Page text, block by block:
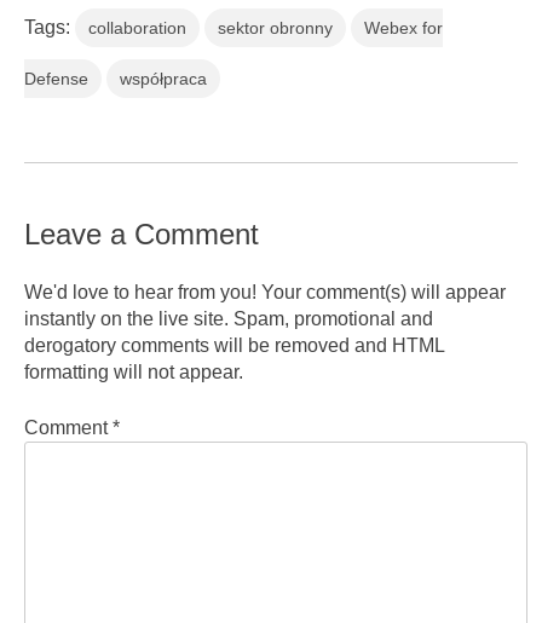
Tags: collaboration sektor obronny Webex for
Defense współpraca
Leave a Comment
We'd love to hear from you! Your comment(s) will appear
instantly on the live site. Spam, promotional and
derogatory comments will be removed and HTML
formatting will not appear.
Comment*